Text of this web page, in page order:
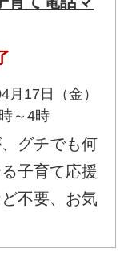
月17日（金）
～4時
グチでも何
子育て応援
不要、お気